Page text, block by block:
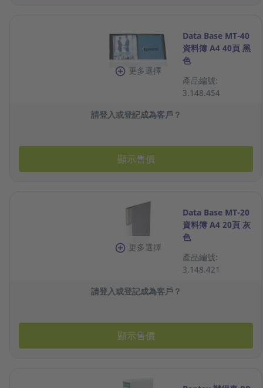
更多選擇
Data Base MT-40
資料簿 A4 40頁 黑
色
產品編號:
3.148.454
請登入或登記成為客戶？
顯示售價
更多選擇
Data Base MT-20
資料簿 A4 20頁 灰
色
產品編號:
3.148.421
請登入或登記成為客戶？
顯示售價